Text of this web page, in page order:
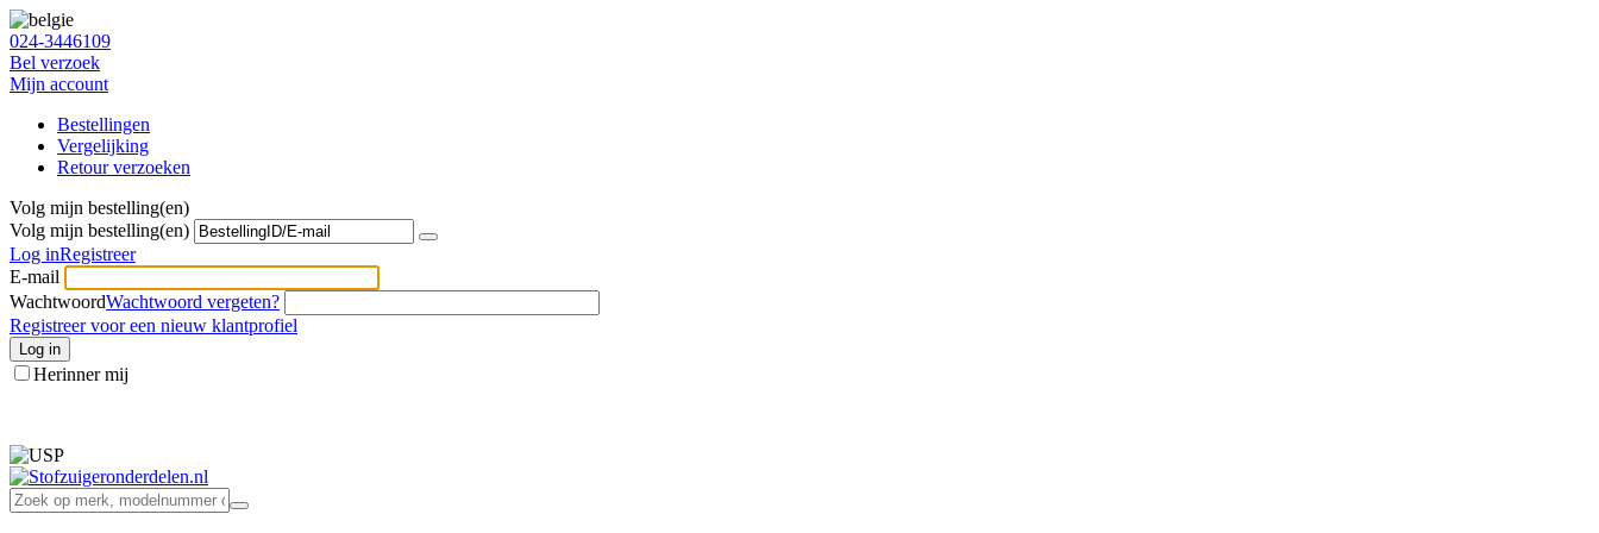
024-3446109
Bel verzoek
Mijn account
Bestellingen
Vergelijking
Retour verzoeken
Volg mijn bestelling(en)
Volg mijn bestelling(en)
Log inRegistreer
E-mail
WachtwoordWachtwoord vergeten?
Registreer voor een nieuw klantprofiel
Log in
Herinner mij